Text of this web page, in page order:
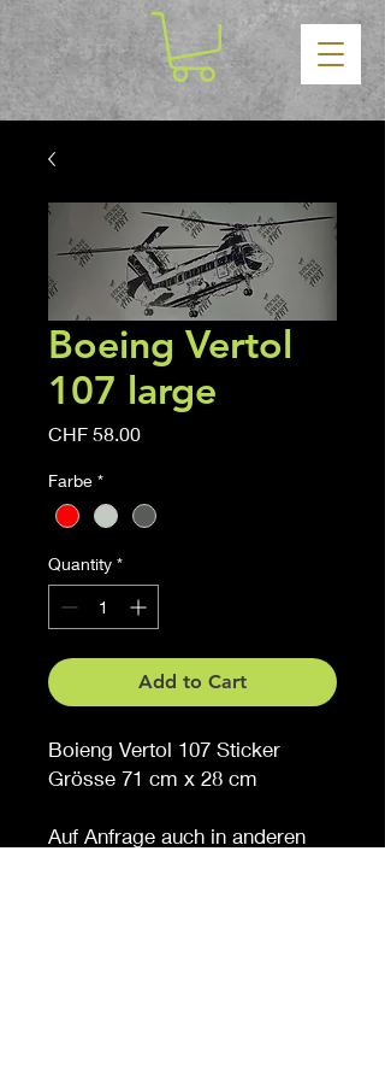
Boeing Vertol
107 large
CHF 58.00Price
Farbe *
Quantity *
Add to Cart
Boieng Vertol 107 Sticker
Grösse 71 cm x 28 cm
Auf Anfrage auch in anderen